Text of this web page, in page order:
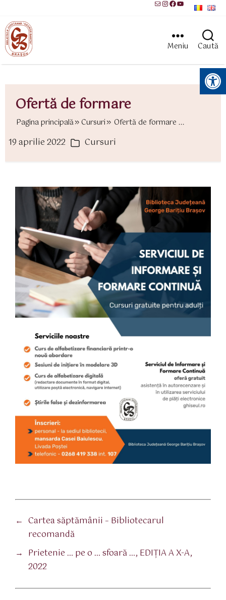
MailInstagram
Facebook
YouTube
Meniu Caută
Instrumente pentru accesibilitate
Ofertă de formare
Pagina principală Cursuri Ofertă de formare ...
19 aprilie 2022 Categorii
Cursuri
← Cartea săptămânii – Bibliotecarul
recomandă
→ Prietenie … pe o … sfoară …, EDIŢIA A X-A,
2022